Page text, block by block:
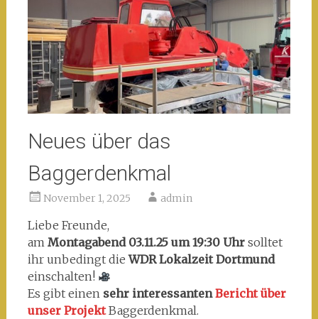
Neues über das
Baggerdenkmal
November 1, 2025 admin
Liebe Freunde,
am Montagabend 03.11.25 um 19:30 Uhrsolltet
ihr unbedingt dieWDR Lokalzeit Dortmund
einschalten!
Es gibt einen sehr interessantenBericht über
unser ProjektBaggerdenkmal.